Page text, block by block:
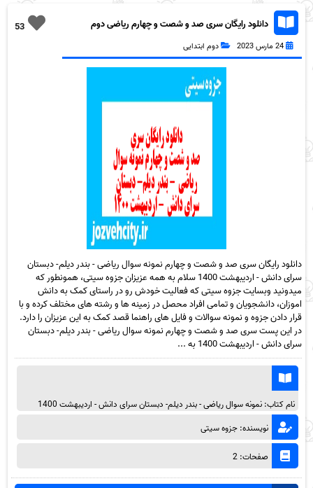
53
دانلود رایگان سری صد و شصت و چهارم ریاضی دوم
دبستان به همراه pdf
24 مارس 2023 دوم ابتدایی
دانلود رایگان سری صد و شصت و چهارم نمونه سوال ریاضی - بندر دیلم- دبستان
سرای دانش - اردیبهشت 1400 سلام به همه عزیزان جزوه سیتی، همونطور که
میدونید وبسایت جزوه سیتی که فعالیت خودش رو در راستای کمک به دانش
اموزان، دانشجویان و تمامی افراد محصل در زمینه ها و رشته های مختلف کرده و با
قرار دادن جزوه و نمونه سوالات و فایل های راهنما قصد کمک به این عزیزان را دارد.
در این پست سری صد و شصت و چهارم نمونه سوال ریاضی - بندر دیلم- دبستان
سرای دانش - اردیبهشت 1400 به ...
نام کتاب: نمونه سوال ریاضی - بندر دیلم- دبستان سرای دانش - اردیبهشت 1400
نویسنده: جزوه سیتی
صفحات: 2